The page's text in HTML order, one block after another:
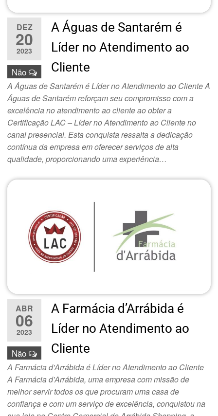
DEZ
20
2023
Não
A Águas de Santarém é
Líder no Atendimento ao
Cliente
A Águas de Santarém é Líder no Atendimento ao Cliente A
Águas de Santarém reforçam seu compromisso com a
excelência no atendimento ao cliente ao obter a
Certificação LAC – Líder no Atendimento ao Cliente no
canal presencial. Esta conquista ressalta a dedicação
contínua da empresa em oferecer serviços de alta
qualidade, proporcionando uma experiência…
ABR
06
2023
Não
A Farmácia d’Arrábida é
Líder no Atendimento ao
Cliente
A Farmácia d’Arrábida é Líder no Atendimento ao Cliente
A Farmácia d’Arrábida, uma empresa com missão de
melhor servir todos os que procuram uma casa de
confiança e com um serviço de excelência, conquistou na